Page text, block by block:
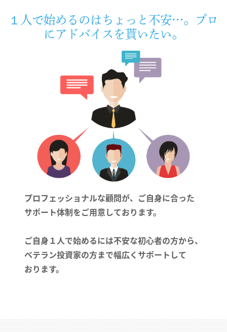
１人で始めるのはちょっと不安…。
プロ
にアドバイスを貰いたい。
プロフェッショナルな顧問が、ご自身に合った
サポート体制をご用意しております。
ご自身１人で始めるには不安な初心者の方から、
ベテラン投資家の方まで幅広くサポートして
おります。